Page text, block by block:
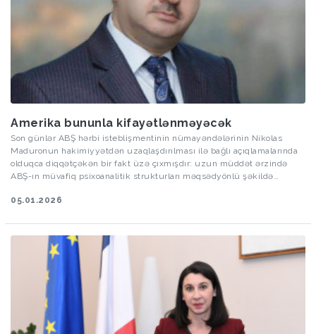
Amerika bununla kifayətlənməyəcək
Son günlər ABŞ hərbi isteblişmentinin nümayəndələrinin Nikolas
Maduronun hakimiyyətdən uzaqlaşdırılması ilə bağlı açıqlamalarında
olduqca diqqətçəkən bir fakt üzə çıxmışdır: uzun müddət ərzində
ABŞ-ın müvafiq psixoanalitik strukturları məqsədyönlü şəkildə
xüsusiyyətlərini sistemli şəkildə tədqiq etmişdir. Bu faktı xalqların və
öyrənilməsi ilə birləşdirdikdə, müasir siyasətdə mental mühəndislik
adlı elmi istiqamətin formalaşmasının və praktik tətbiqinin nə qədər
böyük əhəmiyyət daşıdığı aydın şəkildə görünür.
05.01.2026